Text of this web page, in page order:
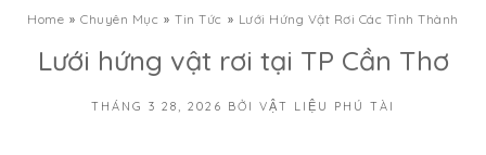
Home Chuyên Mục Tin Tức Lưới Hứng Vật Rơi Các Tỉnh Thành
Lưới hứng vật rơi tại TP Cần Thơ
THÁNG 3 28, 2026 BỞI VẬT LIỆU PHÚ TÀI